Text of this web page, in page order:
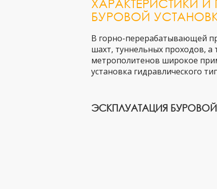
ХАРАКТЕРИСТИКИ
БУРОВОЙ
В горно-перерабатывающей
шахт, туннельных проходов,
метрополитенов широкое
установка гидравлического
ЭСКПЛУАТАЦИЯ